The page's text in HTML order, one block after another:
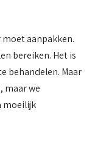
aanpakken.
bereiken. Het is
behandelen. Maar
maar we
moeilijk